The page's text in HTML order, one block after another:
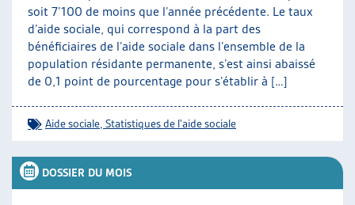
soit 7’100 de moins que l’année précédente. Le taux
d’aide sociale, qui correspond à la part des
bénéficiaires de l’aide sociale dans l’ensemble de la
population résidante permanente, s’est ainsi abaissé
de 0,1 point de pourcentage pour s’établir à […]
Aide sociale, Statistiques de l'aide sociale
DOSSIER DU MOIS